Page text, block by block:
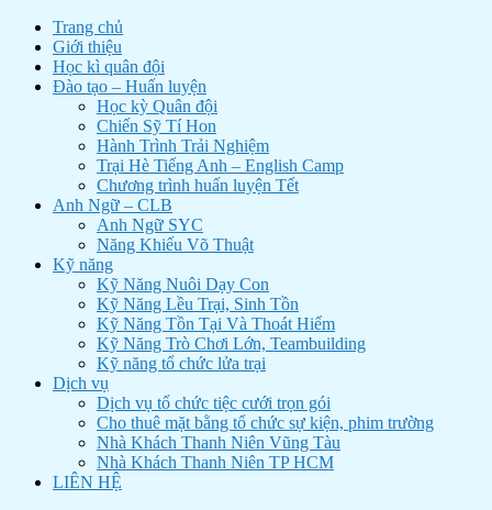
Trang chủ
Giới thiệu
Học kì quân đội
Đào tạo – Huấn luyện
Học kỳ Quân đội
Chiến Sỹ Tí Hon
Hành Trình Trải Nghiệm
Trại Hè Tiếng Anh – English Camp
Chương trình huấn luyện Tết
Anh Ngữ – CLB
Anh Ngữ SYC
Năng Khiếu Võ Thuật
Kỹ năng
Kỹ Năng Nuôi Dạy Con
Kỹ Năng Lều Trại, Sinh Tồn
Kỹ Năng Tồn Tại Và Thoát Hiểm
Kỹ Năng Trò Chơi Lớn, Teambuilding
Kỹ năng tổ chức lửa trại
Dịch vụ
Dịch vụ tổ chức tiệc cưới trọn gói
Cho thuê mặt bằng tổ chức sự kiện, phim trường
Nhà Khách Thanh Niên Vũng Tàu
Nhà Khách Thanh Niên TP HCM
LIÊN HỆ